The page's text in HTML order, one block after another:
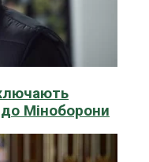
Міноборони